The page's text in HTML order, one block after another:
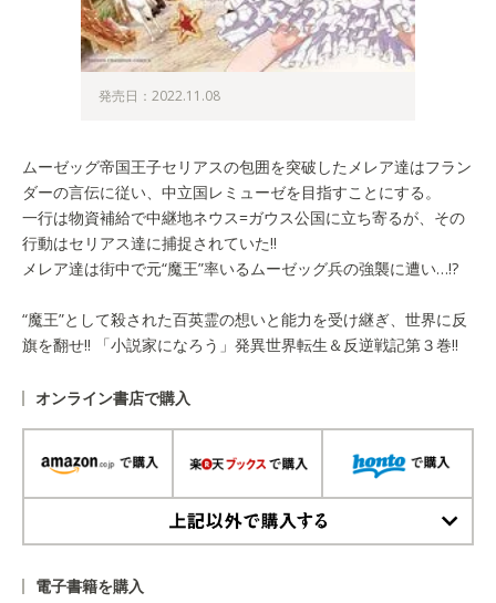
発売日：2022.11.08
ムーゼッグ帝国王子セリアスの包囲を突破したメレア達はフラン
ダーの言伝に従い、中立国レミューゼを目指すことにする。
一行は物資補給で中継地ネウス=ガウス公国に立ち寄るが、その
行動はセリアス達に捕捉されていた!!
メレア達は街中で元“魔王”率いるムーゼッグ兵の強襲に遭い…!?
“魔王”として殺された百英霊の想いと能力を受け継ぎ、世界に反
旗を翻せ!! 「小説家になろう」発異世界転生＆反逆戦記第３巻!!
オンライン書店で購入
電子書籍を購入